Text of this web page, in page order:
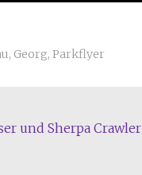
, Georg, Parkflyer
und Sherpa Crawler